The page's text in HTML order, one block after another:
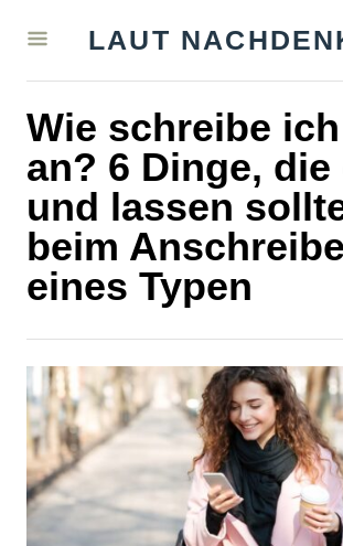
LAUT
Wie schreibe
an? 6 Dinge,
und lassen
beim
eines Typen